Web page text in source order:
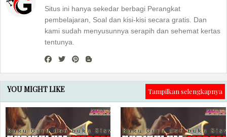
Situs ini hanya sekedar berbagi Perangkat
pembelajaran, Soal dan kisi-kisi secara gratis. Dan
kami sudah menyusunnya serapih dan sehemat kertas
tentunya.
YOU MIGHT LIKE Tampilkan selengkapnya